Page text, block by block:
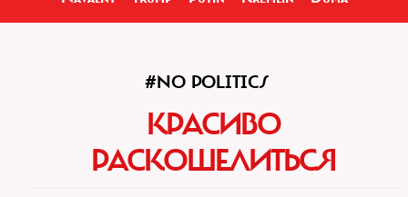
#NO POLITICS
КРАСИВО
РАСКОШЕЛИТЬСЯ